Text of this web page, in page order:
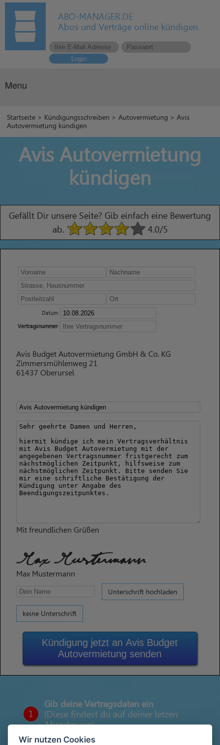
ABO-MANAGER.DE
Abos und Verträge online kündigen
Login
Menu
Startseite > Kündigungsschreiben >Autovermietung > Avis
Autovermietung kündigen
Avis Autovermietung
kündigen
Gefällt Dir unsere Seite? Gib einfach eine Bewertung
ab.
4.0/5
Datum
Vertragsnummer
Avis Budget Autovermietung GmbH & Co. KG
Zimmersmühlenweg 21
61437 Oberursel
Mit freundlichen Grüßen
Max Mustermann
Max Mustermann
Unterschrift hochladen
keine Unterschrift
Kündigung jetzt an Avis Budget
Autovermietung senden
1
Gib deine Vertragsdaten ein
(Diese findest du auf deiner letzen
Abrechnung)
Wir nutzen Cookies